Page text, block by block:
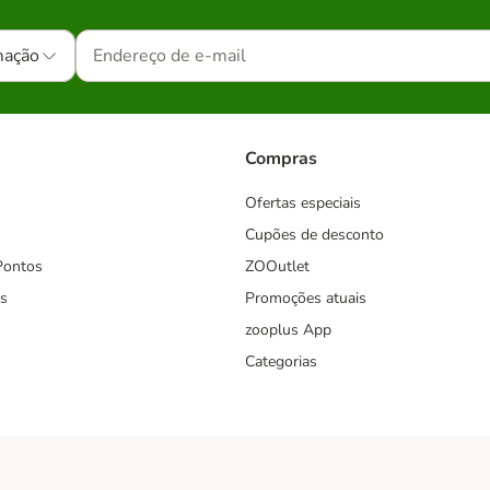
Compras
Ofertas especiais
Cupões de desconto
ZOOutlet
Promoções atuais
zooplus App
Categorias